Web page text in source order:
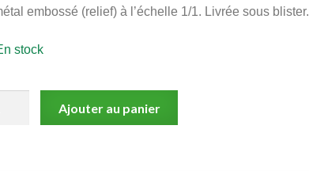
embossé (relief) à l’échelle 1/1. Livrée sous blister.
stock
Ajouter au panier